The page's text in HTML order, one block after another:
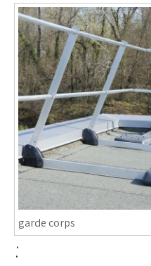
garde corps
: